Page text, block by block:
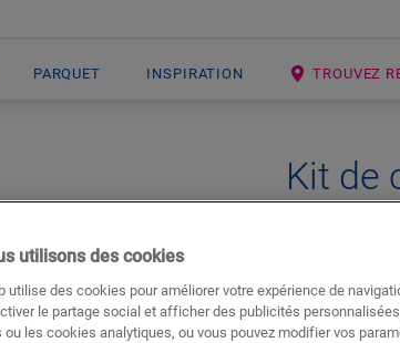
PARQUET INSPIRATION TROUVEZ
Kit de
utilisons des cookies
utilise des cookies pour améliorer votre expérience de
le partage social et afficher des publicités
ou les cookies analytiques, ou vous pouvez modifier vos